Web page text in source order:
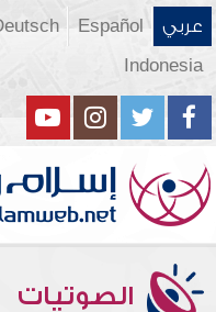
عربي Español
Indonesia
الصوتيات